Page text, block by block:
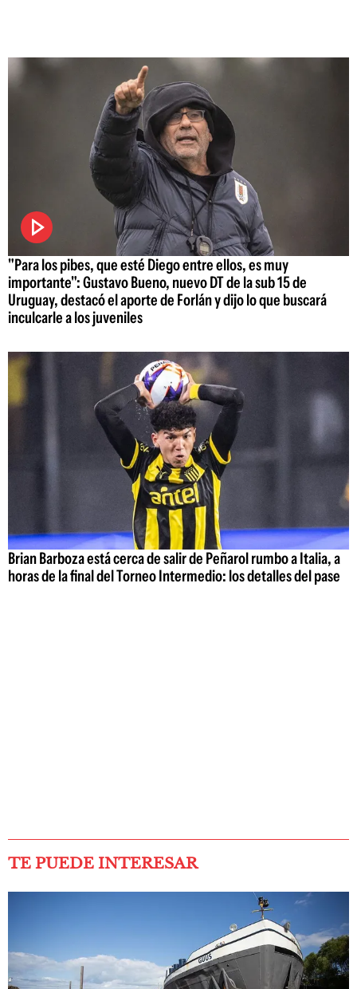
"Para los pibes, que esté Diego entre ellos, es muy
importante": Gustavo Bueno, nuevo DT de la sub 15 de
Uruguay, destacó el aporte de Forlán y dijo lo que buscará
inculcarle a los juveniles
Brian Barboza está cerca de salir de Peñarol rumbo a Italia, a
horas de la final del Torneo Intermedio: los detalles del pase
TE PUEDE INTERESAR